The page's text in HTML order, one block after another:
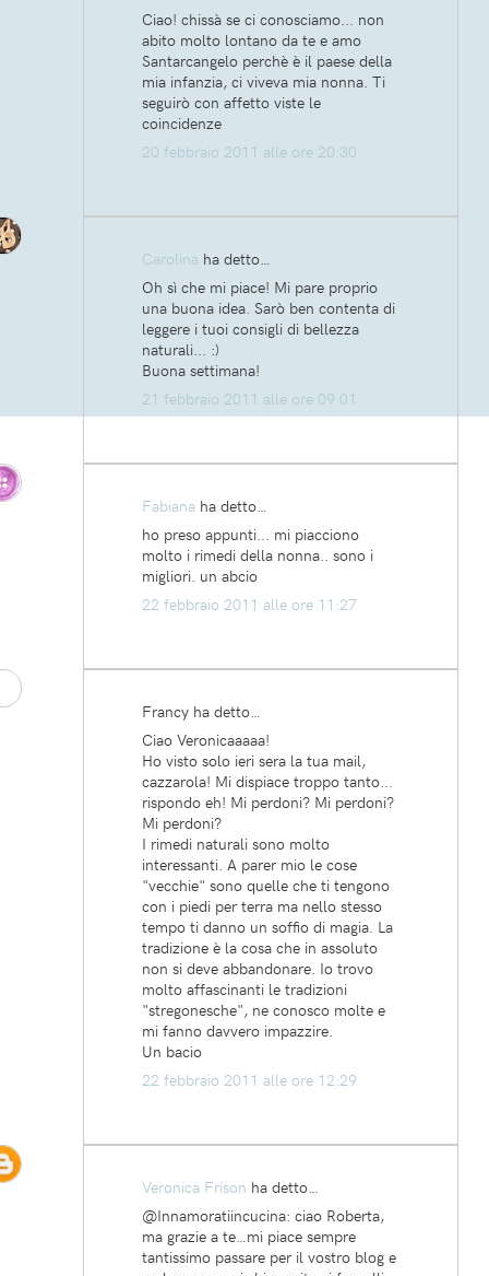
Ciao! chissà se ci conosciamo... non
abito molto lontano da te e amo
Santarcangelo perchè è il paese della
mia infanzia, ci viveva mia nonna. Ti
seguirò con affetto viste le
coincidenze
20 febbraio 2011 alle ore 20:30
Carolina ha detto…
Oh sì che mi piace! Mi pare proprio
una buona idea. Sarò ben contenta di
leggere i tuoi consigli di bellezza
naturali... :)
Buona settimana!
21 febbraio 2011 alle ore 09:01
Fabiana ha detto…
ho preso appunti... mi piacciono
molto i rimedi della nonna.. sono i
migliori. un abcio
22 febbraio 2011 alle ore 11:27
Francy ha detto…
Ciao Veronicaaaaa!
Ho visto solo ieri sera la tua mail,
cazzarola! Mi dispiace troppo tanto...
rispondo eh! Mi perdoni? Mi perdoni?
Mi perdoni?
I rimedi naturali sono molto
interessanti. A parer mio le cose
"vecchie" sono quelle che ti tengono
con i piedi per terra ma nello stesso
tempo ti danno un soffio di magia. La
tradizione è la cosa che in assoluto
non si deve abbandonare. Io trovo
molto affascinanti le tradizioni
"stregonesche", ne conosco molte e
mi fanno davvero impazzire.
Un bacio
22 febbraio 2011 alle ore 12:29
Veronica Frison ha detto…
@Innamoratiincucina: ciao Roberta,
ma grazie a te…mi piace sempre
tantissimo passare per il vostro blog e